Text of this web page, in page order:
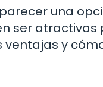
una
ser atractivas
y